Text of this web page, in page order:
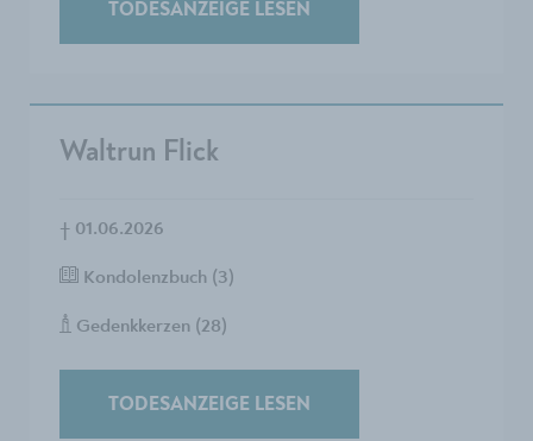
TODESANZEIGE LESEN
Waltrun Flick
† 01.06.2026
Kondolenzbuch (3)
Gedenkkerzen (28)
TODESANZEIGE LESEN